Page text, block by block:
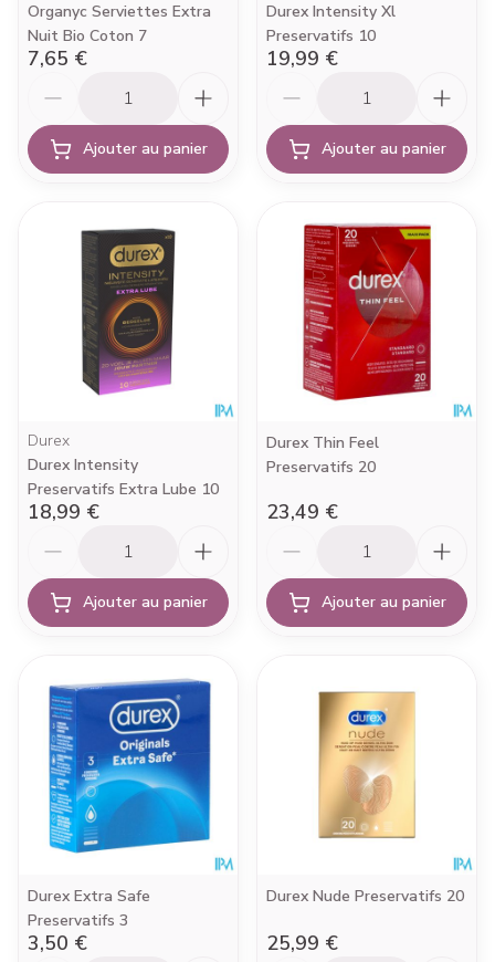
Organyc Serviettes Extra
Nuit Bio Coton 7
7,65 €
Ajouter au panier
Durex Intensity Xl
Preservatifs 10
19,99 €
Ajouter au panier
Durex
Durex Intensity
Preservatifs Extra Lube 10
18,99 €
Ajouter au panier
Durex Thin Feel
Preservatifs 20
23,49 €
Ajouter au panier
Durex Extra Safe
Preservatifs 3
3,50 €
Durex Nude Preservatifs 20
25,99 €